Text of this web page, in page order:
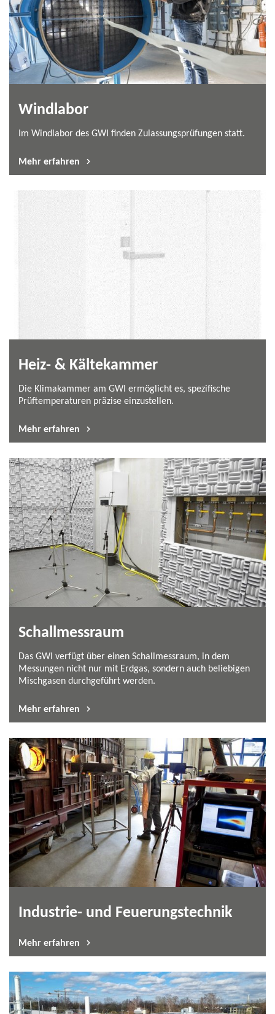
Windlabor
Im Windlabor des GWI finden Zulassungsprüfungen statt.
Mehr erfahren
Heiz- & Kältekammer
Die Klimakammer am GWI ermöglicht es, spezifische
Prüftemperaturen präzise einzustellen.
Mehr erfahren
Schallmessraum
Das GWI verfügt über einen Schallmessraum, in dem
Messungen nicht nur mit Erdgas, sondern auch beliebigen
Mischgasen durchgeführt werden.
Mehr erfahren
Industrie-​ und Feuerungstechnik
Mehr erfahren